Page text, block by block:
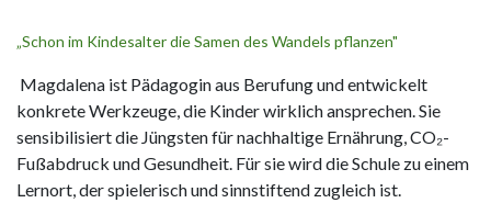
„Schon im Kindesalter die Samen des Wandels pflanzen"
Magdalena ist Pädagogin aus Berufung und entwickelt
konkrete Werkzeuge, die Kinder wirklich ansprechen. Sie
sensibilisiert die Jüngsten für nachhaltige Ernährung, CO₂-
Fußabdruck und Gesundheit. Für sie wird die Schule zu einem
Lernort, der spielerisch und sinnstiftend zugleich ist.